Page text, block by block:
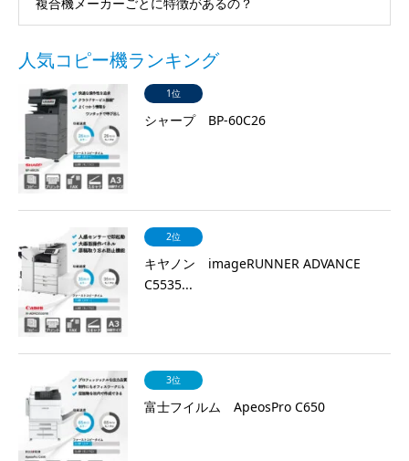
複合機メーカーごとに特徴があるの？
人気コピー機ランキング
1位
シャープ BP-60C26
2位
キヤノン imageRUNNER ADVANCE
C5535...
3位
富士フイルム ApeosPro C650